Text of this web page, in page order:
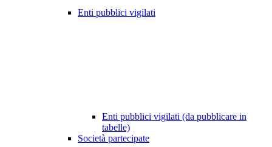
Enti pubblici vigilati
Enti pubblici vigilati (da pubblicare in
tabelle)
Società partecipate